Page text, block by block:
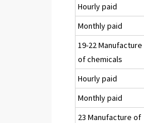
Hourly paid
Monthly paid
19-22 Manufacture
of chemicals
Hourly paid
Monthly paid
23 Manufacture of